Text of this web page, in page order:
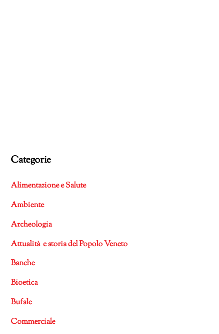
Categorie
Alimentazione e Salute
Ambiente
Archeologia
Attualità e storia del Popolo Veneto
Banche
Bioetica
Bufale
Commerciale